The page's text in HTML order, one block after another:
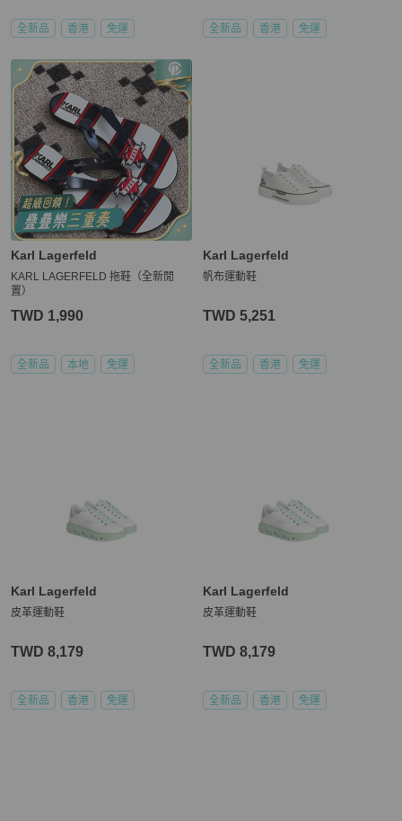
全新品 香港 免運 全新品 香港 免運
Karl Lagerfeld
KARL LAGERFELD 拖鞋（全新閒
置）
TWD 1,990
全新品 本地 免運
Karl Lagerfeld
帆布運動鞋
TWD 5,251
全新品 香港 免運
Karl Lagerfeld
皮革運動鞋
TWD 8,179
全新品 香港 免運
Karl Lagerfeld
皮革運動鞋
TWD 8,179
全新品 香港 免運